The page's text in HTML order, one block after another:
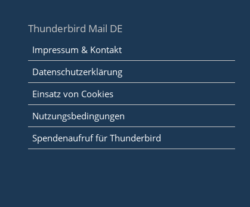
Thunderbird Mail DE
Impressum & Kontakt
Datenschutzerklärung
Einsatz von Cookies
Nutzungsbedingungen
Spendenaufruf für Thunderbird